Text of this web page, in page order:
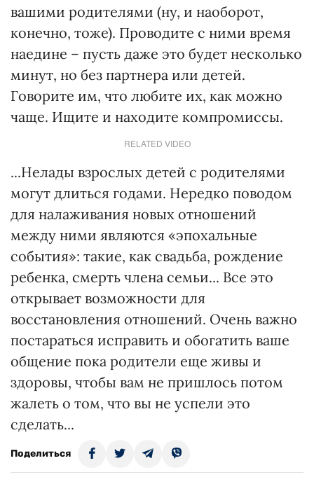
вашими родителями (ну, и наоборот,
конечно, тоже). Проводите с ними время
наедине – пусть даже это будет несколько
минут, но без партнера или детей.
Говорите им, что любите их, как можно
чаще. Ищите и находите компромиссы.
RELATED VIDEO
...Нелады взрослых детей с родителями
могут длиться годами. Нередко поводом
для налаживания новых отношений
между ними являются «эпохальные
события»: такие, как свадьба, рождение
ребенка, смерть члена семьи... Все это
открывает возможности для
восстановления отношений. Очень важно
постараться исправить и обогатить ваше
общение пока родители еще живы и
здоровы, чтобы вам не пришлось потом
жалеть о том, что вы не успели это
сделать...
Поделиться